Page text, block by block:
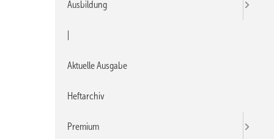
Ausbildung
Aktuelle Ausgabe
Heftarchiv
Premium